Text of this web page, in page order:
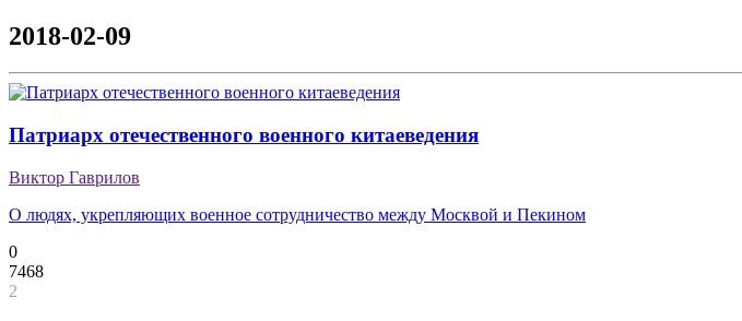
2018-02-09
Патриарх отечественного военного китаеведения
Виктор Гаврилов
О людях, укрепляющих военное сотрудничество между Москвой и Пекином
0
7468
2